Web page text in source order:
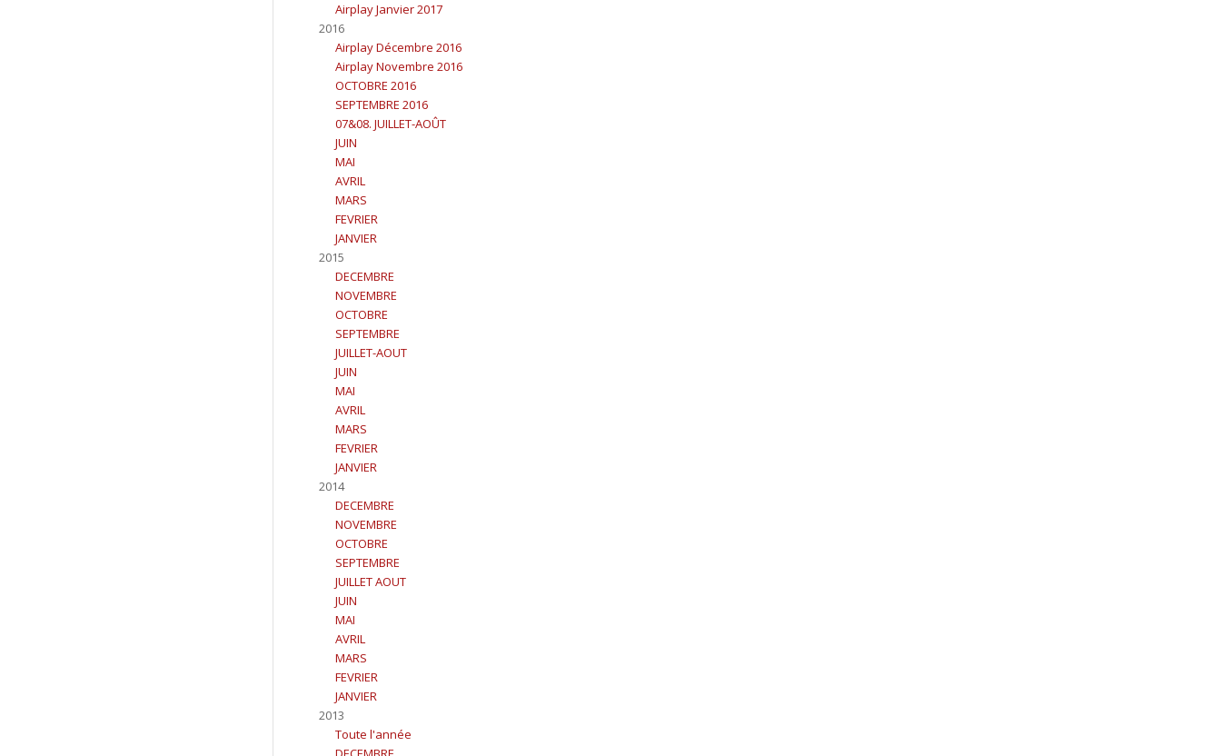
Airplay Janvier 2017
2016
Airplay Décembre 2016
Airplay Novembre 2016
OCTOBRE 2016
SEPTEMBRE 2016
07&08. JUILLET-AOÛT
JUIN
MAI
AVRIL
MARS
FEVRIER
JANVIER
2015
DECEMBRE
NOVEMBRE
OCTOBRE
SEPTEMBRE
JUILLET-AOUT
JUIN
MAI
AVRIL
MARS
FEVRIER
JANVIER
2014
DECEMBRE
NOVEMBRE
OCTOBRE
SEPTEMBRE
JUILLET AOUT
JUIN
MAI
AVRIL
MARS
FEVRIER
JANVIER
2013
Toute l'année